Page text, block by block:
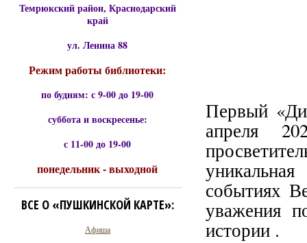
Первый
апреля
событиях
уважения
истории .
Темрюкский район, Краснодарский
край
ул. Ленина 88
Режим работы библиотеки:
по будням: с 9-00 до 19-00
суббота и воскресенье:
с 11-00 до 19-00
понедельник - выходной
ВСЕ О «ПУШКИНСКОЙ КАРТЕ»:
Афиша